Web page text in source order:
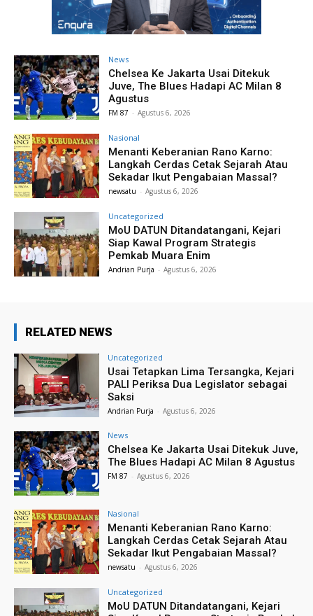
News
Chelsea Ke Jakarta Usai Ditekuk
Juve, The Blues Hadapi AC Milan 8
Agustus
FM 87 - Agustus 6, 2026
Nasional
Menanti Keberanian Rano Karno:
Langkah Cerdas Cetak Sejarah Atau
Sekadar Ikut Pengabaian Massal?
newsatu - Agustus 6, 2026
Uncategorized
MoU DATUN Ditandatangani, Kejari
Siap Kawal Program Strategis
Pemkab Muara Enim
Andrian Purja - Agustus 6, 2026
RELATED NEWS
Uncategorized
Usai Tetapkan Lima Tersangka, Kejari
PALI Periksa Dua Legislator sebagai
Saksi
Andrian Purja - Agustus 6, 2026
News
Chelsea Ke Jakarta Usai Ditekuk Juve,
The Blues Hadapi AC Milan 8 Agustus
FM 87 - Agustus 6, 2026
Nasional
Menanti Keberanian Rano Karno:
Langkah Cerdas Cetak Sejarah Atau
Sekadar Ikut Pengabaian Massal?
newsatu - Agustus 6, 2026
Uncategorized
MoU DATUN Ditandatangani, Kejari